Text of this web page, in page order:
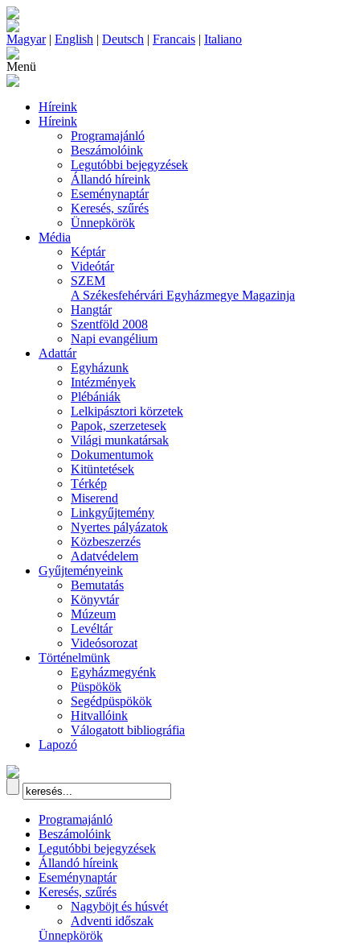
Magyar| English | Deutsch | Francais | Italiano
Menü
Híreink
Híreink
Programajánló
Beszámolóink
Legutóbbi bejegyzések
Állandó híreink
Eseménynaptár
Keresés, szűrés
Ünnepkörök
Média
Képtár
Videótár
SZEM
A Székesfehérvári Egyházmegye Magazinja
Hangtár
Szentföld 2008
Napi evangélium
Adattár
Egyházunk
Intézmények
Plébániák
Lelkipásztori körzetek
Papok, szerzetesek
Világi munkatársak
Dokumentumok
Kitüntetések
Térkép
Miserend
Linkgyűjtemény
Nyertes pályázatok
Közbeszerzés
Adatvédelem
Gyűjteményeink
Bemutatás
Könyvtár
Múzeum
Levéltár
Videósorozat
Történelmünk
Egyházmegyénk
Püspökök
Segédpüspökök
Hitvallóink
Válogatott bibliográfia
Lapozó
Programajánló
Beszámolóink
Legutóbbi bejegyzések
Állandó híreink
Eseménynaptár
Keresés, szűrés
Nagyböjt és húsvét
Adventi időszak
Ünnepkörök